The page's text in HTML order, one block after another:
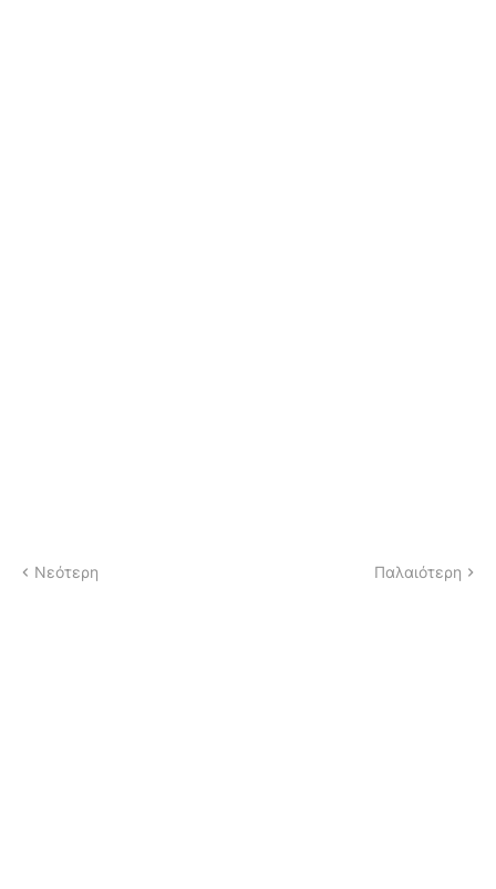
Νεότερη Παλαιότερη